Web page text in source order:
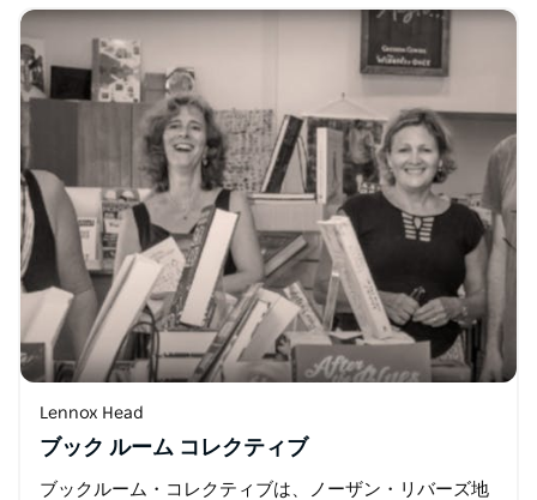
られたこの作品は、思索と交流を促し…
Lennox Head
ブック ルーム コレクティブ
ブックルーム・コレクティブは、ノーザン・リバーズ地